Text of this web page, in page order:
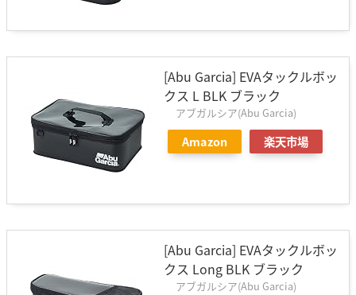
[Abu Garcia] EVAタックルボッ
クス L BLK ブラック
アブガルシア(Abu Garcia)
Amazon 楽天市場
[Abu Garcia] EVAタックルボッ
クス Long BLK ブラック
アブガルシア(Abu Garcia)